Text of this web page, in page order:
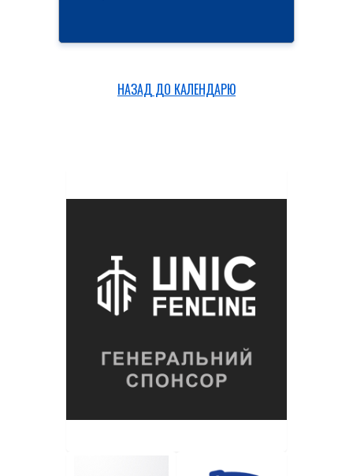
НАЗАД ДО КАЛЕНДАРЮ